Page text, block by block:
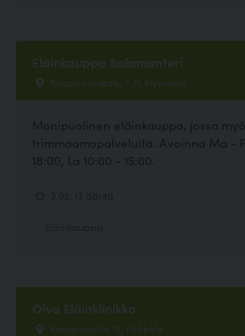
Eläinkauppa Salamanteri
Kauppalankatu 7-11, Hyvinkää
Monipuolinen eläinkauppa, jossa
trimmaamopalveluita. Avoinna Ma -
18:00, La 10:00 - 15:00.
Oiva Eläinklinikka
Keisarinviitta 13, Pirkkala